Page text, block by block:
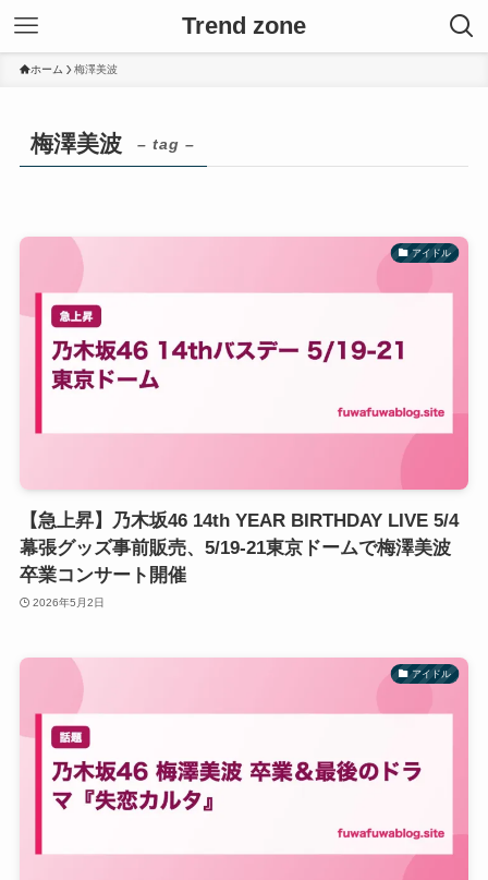
Trend zone
ホーム 梅澤美波
梅澤美波 – tag –
アイドル
【急上昇】乃木坂46 14th YEAR BIRTHDAY LIVE 5/4
幕張グッズ事前販売、5/19-21東京ドームで梅澤美波
卒業コンサート開催
2026年5月2日
アイドル